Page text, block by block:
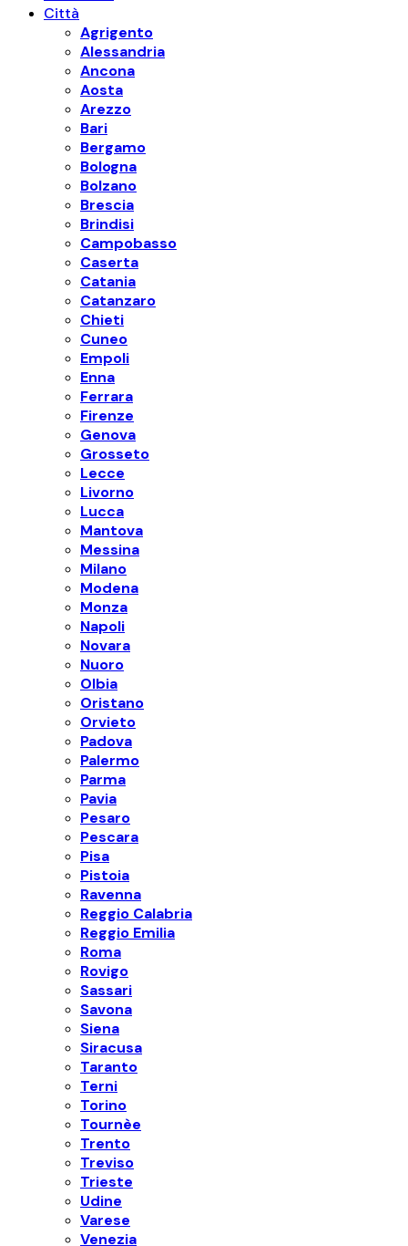
Città
Agrigento
Alessandria
Ancona
Aosta
Arezzo
Bari
Bergamo
Bologna
Bolzano
Brescia
Brindisi
Campobasso
Caserta
Catania
Catanzaro
Chieti
Cuneo
Empoli
Enna
Ferrara
Firenze
Genova
Grosseto
Lecce
Livorno
Lucca
Mantova
Messina
Milano
Modena
Monza
Napoli
Novara
Nuoro
Olbia
Oristano
Orvieto
Padova
Palermo
Parma
Pavia
Pesaro
Pescara
Pisa
Pistoia
Ravenna
Reggio Calabria
Reggio Emilia
Roma
Rovigo
Sassari
Savona
Siena
Siracusa
Taranto
Terni
Torino
Tournèe
Trento
Treviso
Trieste
Udine
Varese
Venezia